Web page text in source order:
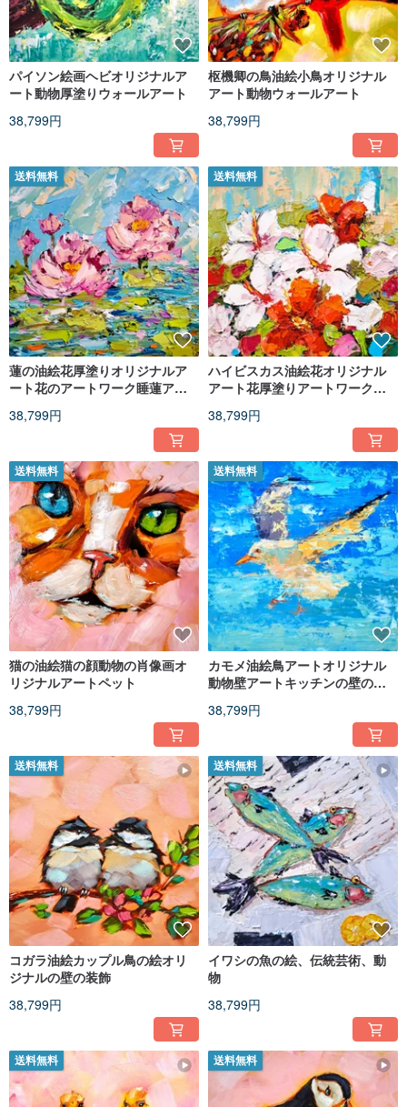
パイソン絵画ヘビオリジナルア
ート動物厚塗りウォールアート
38,799円
枢機卿の鳥油絵小鳥オリジナル
アート動物ウォールアート
38,799円
送料無料
蓮の油絵花厚塗りオリジナルア
ート花のアートワーク睡蓮アー
38,799円
送料無料
ハイビスカス油絵花オリジナル
アート花厚塗りアートワークウ
38,799円
送料無料
猫の油絵猫の顔動物の肖像画オ
リジナルアートペット
38,799円
送料無料
カモメ油絵鳥アートオリジナル
動物壁アートキッチンの壁の装
38,799円
送料無料
コガラ油絵カップル鳥の絵オリ
ジナルの壁の装飾
38,799円
送料無料
イワシの魚の絵、伝統芸術、動
物
38,799円
送料無料 送料無料